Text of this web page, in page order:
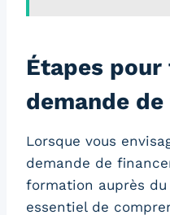
Étapes
demande
Lorsque vous
demande de
formation auprès
essentiel de